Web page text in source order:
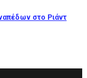
στο Ριάντ